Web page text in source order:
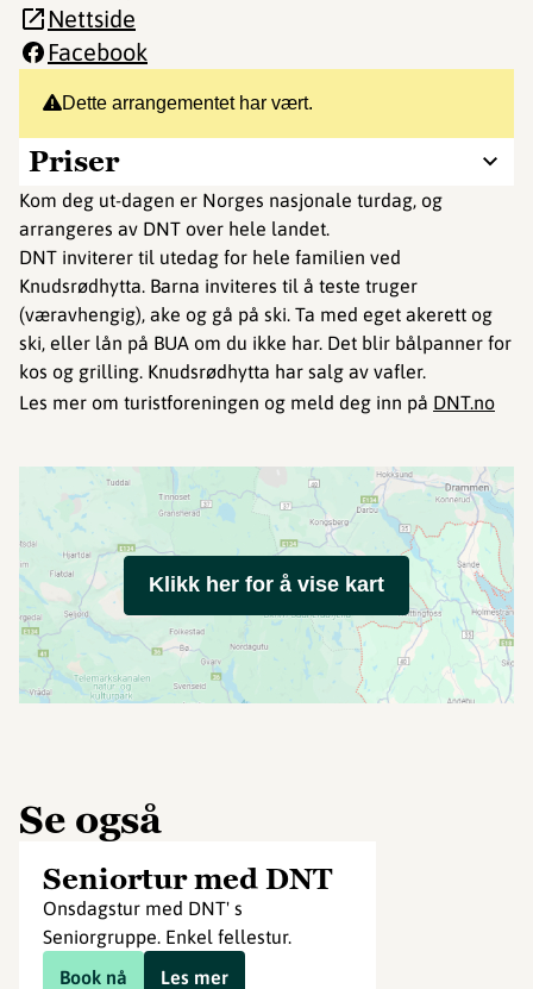
Dette arrangementet har vært.
Priser
Kom deg ut-dagen er Norges nasjonale turdag, og
arrangeres av DNT over hele landet.
DNT inviterer til utedag for hele familien ved
Knudsrødhytta. Barna inviteres til å teste truger
(væravhengig), ake og gå på ski. Ta med eget akerett og
ski, eller lån på BUA om du ikke har. Det blir bålpanner for
kos og grilling. Knudsrødhytta har salg av vafler.
Les mer om turistforeningen og meld deg inn på DNT.no
Nettside
Facebook
Klikk her for å vise kart
Se også
Seniortur med DNT
Onsdagstur med DNT' s
Seniorgruppe. Enkel fellestur.
Book nå
Les mer